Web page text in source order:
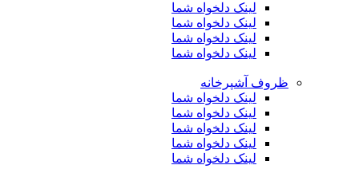
لینک دلخواه شما
لینک دلخواه شما
لینک دلخواه شما
لینک دلخواه شما
ظروف آشپرخانه
لینک دلخواه شما
لینک دلخواه شما
لینک دلخواه شما
لینک دلخواه شما
لینک دلخواه شما